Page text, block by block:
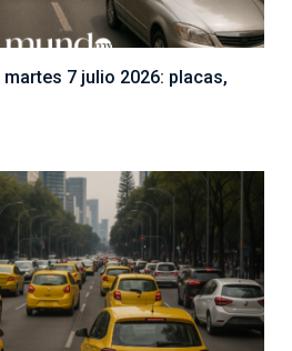
7 julio 2026: placas,